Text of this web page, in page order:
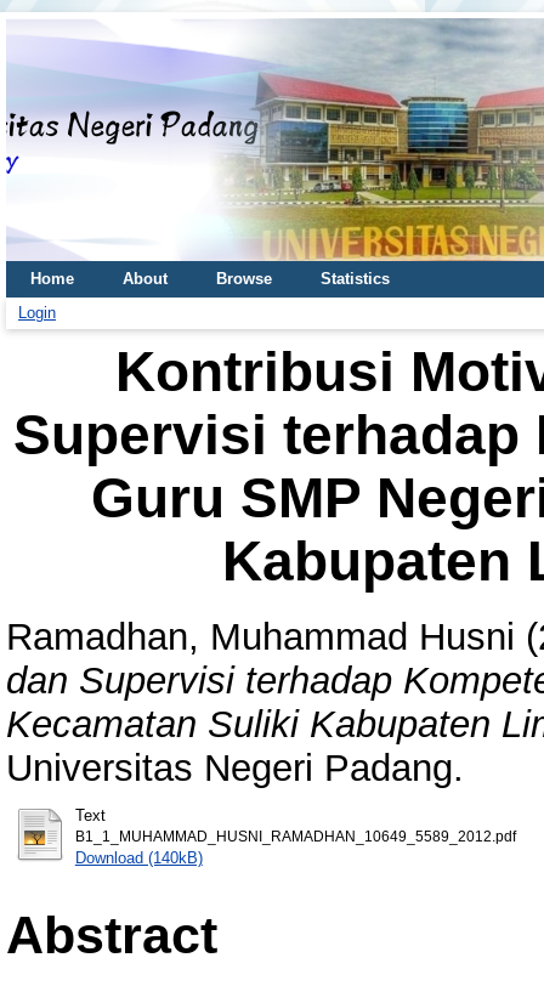
Home About Browse
Statistics
Login
Kontribusi
Supervisi terhadap
Guru SMP
Kabupaten
Ramadhan, Muhammad Husni
dan Supervisi terhadap
Kecamatan Suliki Kabupaten
Universitas Negeri Padang.
Text
B1_1_MUHAMMAD_HUSNI_RAMADHAN_10649_5589_2012.pdf
Download (140kB)
Abstract